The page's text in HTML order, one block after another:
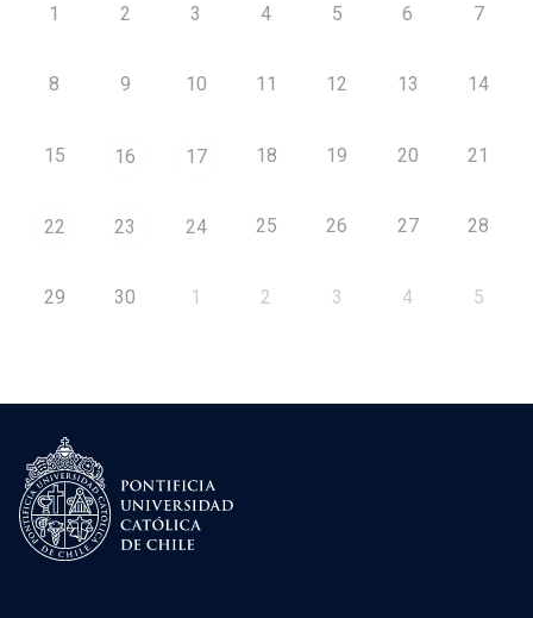
1 2 3 4 5 6 7
8 9 10 11 12 13 14
15 16 17 18 19 20 21
22 23 24 25 26 27 28
29 30 1 2 3 4 5